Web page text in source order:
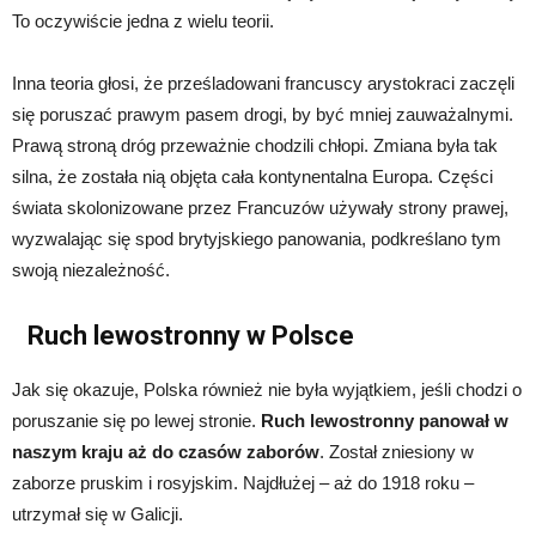
To oczywiście jedna z wielu teorii.
Inna teoria głosi, że prześladowani francuscy arystokraci zaczęli
się poruszać prawym pasem drogi, by być mniej zauważalnymi.
Prawą stroną dróg przeważnie chodzili chłopi. Zmiana była tak
silna, że została nią objęta cała kontynentalna Europa. Części
świata skolonizowane przez Francuzów używały strony prawej,
wyzwalając się spod brytyjskiego panowania, podkreślano tym
swoją niezależność.
Ruch lewostronny w Polsce
Jak się okazuje, Polska również nie była wyjątkiem, jeśli chodzi o
poruszanie się po lewej stronie. Ruch lewostronny panował w
naszym kraju aż do czasów zaborów. Został zniesiony w
zaborze pruskim i rosyjskim. Najdłużej – aż do 1918 roku –
utrzymał się w Galicji.